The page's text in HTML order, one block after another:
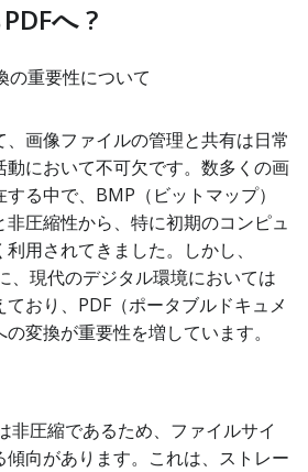
へ ?
の重要性について
画像ファイルの管理と共有は日常
動において不可欠です。数多くの画
る中で、BMP（ビットマップ）
圧縮性から、特に初期のコンピュ
用されてきました。しかし、
、現代のデジタル環境においては
おり、PDF（ポータブルドキュメ
変換が重要性を増しています。
非圧縮であるため、ファイルサイ
傾向があります。これは、ストレー